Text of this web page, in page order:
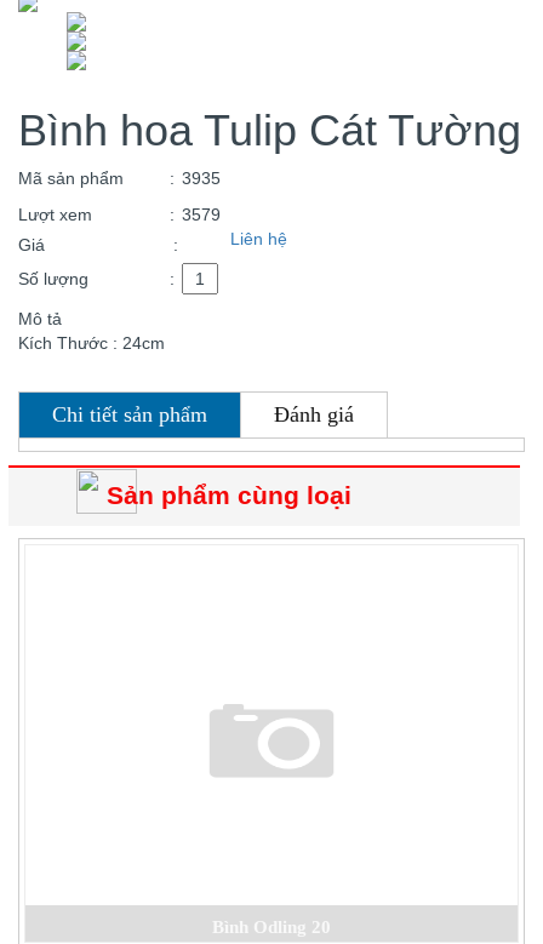
Bình hoa Tulip Cát Tường
Mã sản phẩm : 3935
Lượt xem
: 3579
Giá
: Liên hệ
Số lượng :
Mô tả
Kích Thước : 24cm
Chi tiết sản phẩm Đánh giá
Sản phẩm cùng loại
Bình Odling 20